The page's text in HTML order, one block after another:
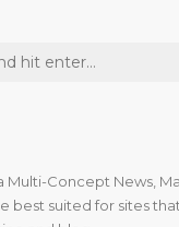
Multi-Concept News,
best suited for sites